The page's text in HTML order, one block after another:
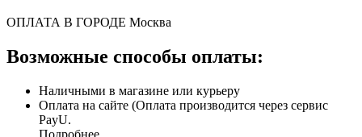
ОПЛАТА В ГОРОДЕ Москва
Возможные способы оплаты:
Наличными в магазине или курьеру
Оплата на сайте (Оплата производится через сервис
PayU.
Подробнее